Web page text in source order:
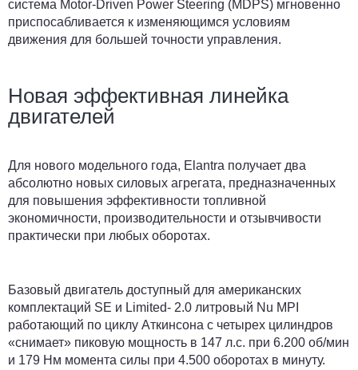
система Motor-Driven Power Steering (MDPS) мгновенно
приспосабливается к изменяющимся условиям
движения для большей точности управления.
Новая эффективная линейка
двигателей
Для нового модельного года, Elantra получает два
абсолютно новых силовых агрегата, предназначенных
для повышения эффективности топливной
экономичности, производительности и отзывчивости
практически при любых оборотах.
Базовый двигатель доступный для американских
комплектаций SE и Limited- 2.0 литровый Nu MPI
работающий по циклу Аткинсона с четырех цилиндров
«снимает» пиковую мощность в 147 л.с. при 6.200 об/мин
и ​​179 Нм момента силы при 4.500 оборотах в минуту.